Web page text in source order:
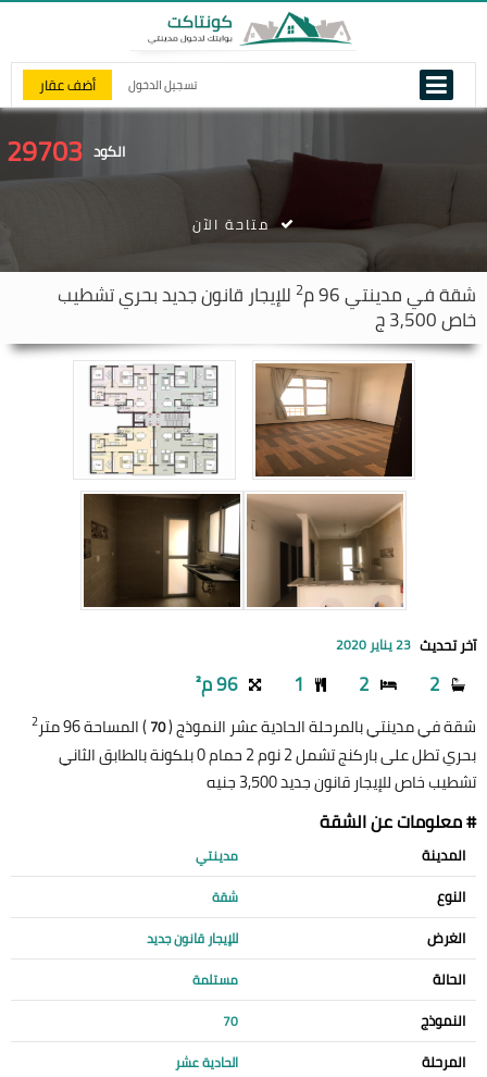
تسجيل الدخول أضف عقار
الكود 29703
شقة فيمدينتي 2 للإيجار قانون جديد بحري تشطيب
خاص 3,500 ج
متاحة الآن
آخر تحديث 23 يناير 2020
2
2
1 96 م²
شقة في مدينتي بالمرحلة الحادية عشر النموذج (70) المساحة 96 متر 2
بحري تطل على باركنج تشمل 2 نوم 2 حمام 0 بلكونة بالطابق الثاني
تشطيب خاص للإيجار قانون جديد 3,500 جنيه
# معلومات عن الشقة
المدينة مدينتي
النوع شقة
الغرض للإيجار قانون جديد
الحالة مستلمة
النموذج 70
المرحلة الحادية عشر